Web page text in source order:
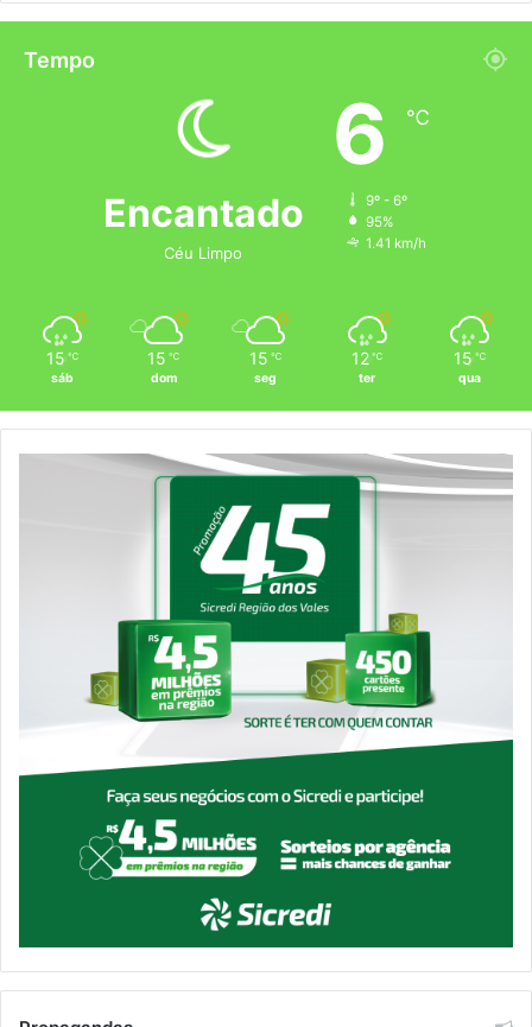
Tempo
Encantado
Céu Limpo
6 ℃
9º - 6º
95%
1.41 km/h
15 ℃
sáb
15 ℃
dom
15 ℃
seg
12 ℃
ter
15 ℃
qua